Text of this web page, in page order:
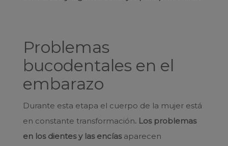
Problemas
bucodentales en el
embarazo
Durante esta etapa el cuerpo de la mujer está
en constante transformación. Los problemas
en los dientes y las encíasaparecen